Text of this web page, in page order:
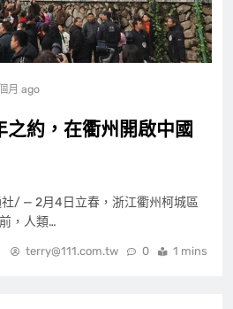
月 ago
之約，在衢州開啟中國
/ — 2月4日立春，浙江衢州柯城區
，人類…
terry@111.com.tw 0 1 mins